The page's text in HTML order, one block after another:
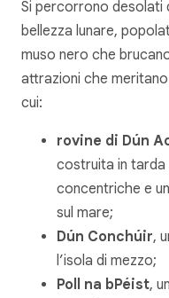
Si percorrono desolati
bellezza lunare,
muso nero che
attrazioni che
cui:
rovine di Dún
costruita in tarda
concentriche e
sul mare;
Dún Conchúir,
l’isola di mezzo;
Poll na bPéist,